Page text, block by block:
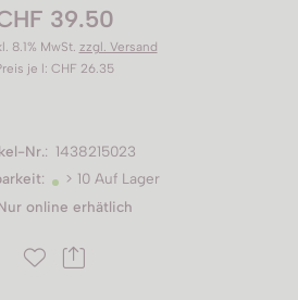
39.50
8.1% MwSt. zzgl. Versand
je l: CHF 26.35
Nr.: 1438215023
:
> 10 Auf Lager
online erhätlich